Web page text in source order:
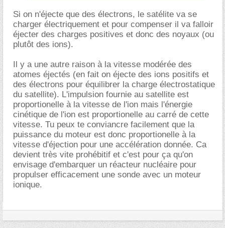
Si on n'éjecte que des électrons, le satélite va se
charger électriquement et pour compenser il va falloir
éjecter des charges positives et donc des noyaux (ou
plutôt des ions).
Il y a une autre raison à la vitesse modérée des
atomes éjectés (en fait on éjecte des ions positifs et
des électrons pour équilibrer la charge électrostatique
du satellite). L'impulsion fournie au satellite est
proportionelle à la vitesse de l'ion mais l'énergie
cinétique de l'ion est proportionelle au carré de cette
vitesse. Tu peux te conviancre facilement que la
puissance du moteur est donc proportionelle à la
vitesse d'éjection pour une accélération donnée. Ca
devient très vite prohébitif et c'est pour ça qu'on
envisage d'embarquer un réacteur nucléaire pour
propulser efficacement une sonde avec un moteur
ionique.